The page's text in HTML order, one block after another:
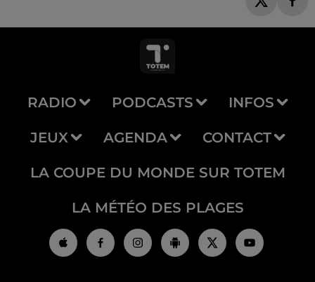
RADIO PODCASTS INFOS
JEUX AGENDA CONTACT
LA COUPE DU MONDE SUR TOTEM
LA MÉTÉO DES PLAGES